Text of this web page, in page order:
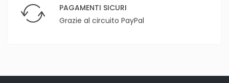
PAGAMENTI SICURI
Grazie al circuito PayPal